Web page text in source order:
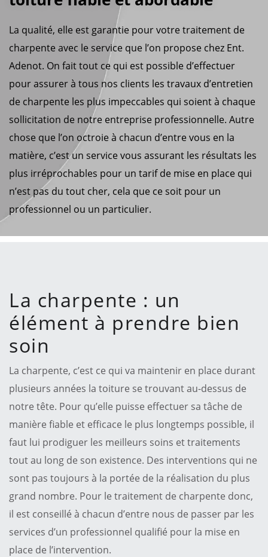
La qualité, elle est garantie pour votre traitement de
charpente avec le service que l’on propose chez Ent.
Adenot. On fait tout ce qui est possible d’effectuer
pour assurer à tous nos clients les travaux d’entretien
de charpente les plus impeccables qui soient à chaque
sollicitation de notre entreprise professionnelle. Autre
chose que l’on octroie à chacun d’entre vous en la
matière, c’est un service vous assurant les résultats les
plus irréprochables pour un tarif de mise en place qui
n’est pas du tout cher, cela que ce soit pour un
professionnel ou un particulier.
La charpente : un
élément à prendre bien
soin
La charpente, c’est ce qui va maintenir en place durant
plusieurs années la toiture se trouvant au-dessus de
notre tête. Pour qu’elle puisse effectuer sa tâche de
manière fiable et efficace le plus longtemps possible, il
faut lui prodiguer les meilleurs soins et traitements
tout au long de son existence. Des interventions qui ne
sont pas toujours à la portée de la réalisation du plus
grand nombre. Pour le traitement de charpente donc,
il est conseillé à chacun d’entre nous de passer par les
services d’un professionnel qualifié pour la mise en
place de l’intervention.